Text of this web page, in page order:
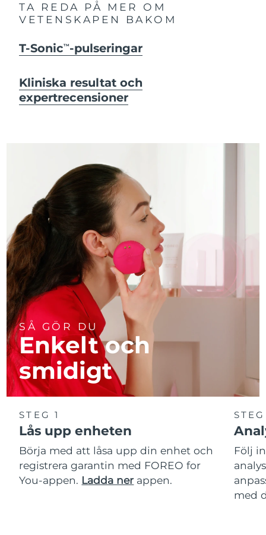
TA REDA PÅ MER OM
VETENSKAPEN BAKOM
T-SonicTM -pulseringar
Kliniska resultat och
expertrecensioner
SÅ GÖR DU
Enkelt och
smidigt
STEG 1
Lås upp enheten
Börja med att låsa upp din enhet och
registrera garantin med FOREO for
You-appen. Ladda ner appen.
Följ
med